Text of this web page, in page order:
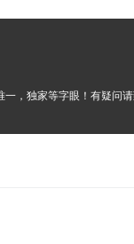
，独家等字眼！有疑问